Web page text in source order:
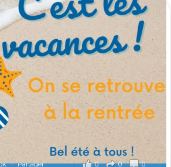
via la taxe d’apprentissage 2026
ensemble à former les générations
de demain. 🙏
!
2026 : avec l'Isep, investissez pour
au service de l'humain !
formons des ingénieurs, des bachelors, des
qui allient excellence technologique et
au cœur de notre pro
0 0 0
· Partager